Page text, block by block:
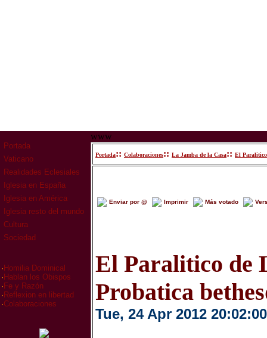
Portada
Vaticano
Realidades Eclesiales
Iglesia en España
Iglesia en América
Iglesia resto del mundo
Cultura
Sociedad
· Homilia Dominical
· Hablan los Obispos
· Fe y Razón
· Reflexion en libertad
·Colaboraciones
www
Portada:: Colaboraciones:: La Jamba de la Casa:: El
Enviar por @ Imprimir Más votado
El Paralitico de
Probatica
Tue, 24 Apr 2012 20:02:00